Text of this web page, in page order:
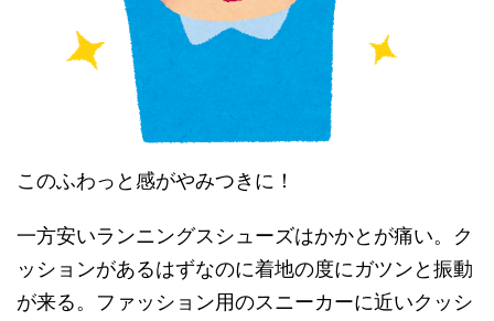
このふわっと感がやみつきに！
一方安いランニングスシューズはかかとが痛い。ク
ッションがあるはずなのに着地の度にガツンと振動
が来る。ファッション用のスニーカーに近いクッシ